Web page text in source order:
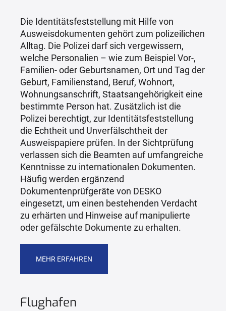
Die Identitätsfeststellung mit Hilfe von
Ausweisdokumenten gehört zum polizeilichen
Alltag. Die Polizei darf sich vergewissern,
welche Personalien – wie zum Beispiel Vor-,
Familien- oder Geburtsnamen, Ort und Tag der
Geburt, Familienstand, Beruf, Wohnort,
Wohnungsanschrift, Staatsangehörigkeit eine
bestimmte Person hat. Zusätzlich ist die
Polizei berechtigt, zur Identitätsfeststellung
die Echtheit und Unverfälschtheit der
Ausweispapiere prüfen. In der Sichtprüfung
verlassen sich die Beamten auf umfangreiche
Kenntnisse zu internationalen Dokumenten.
Häufig werden ergänzend
Dokumentenprüfgeräte von DESKO
eingesetzt, um einen bestehenden Verdacht
zu erhärten und Hinweise auf manipulierte
oder gefälschte Dokumente zu erhalten.
MEHR ERFAHREN
Flughafen